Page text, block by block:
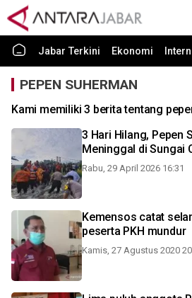
Jabar Terkini Ekonomi
PEPEN SUHERMAN
Kami memiliki 3 berita tentang
3 Hari Hilang, Pepen
Meninggal di Sungai
Rabu, 29 April 2026 16:31
Kemensos catat
peserta PKH mundur
Kamis, 27 Agustus 2020